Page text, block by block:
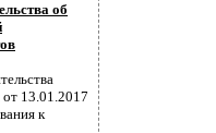
об
13.01.2017
к